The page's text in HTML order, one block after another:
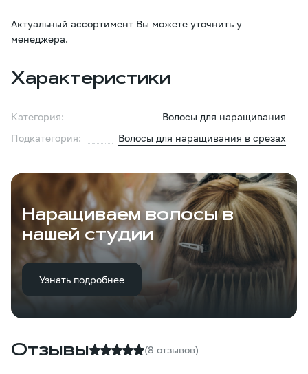
Актуальный ассортимент Вы можете уточнить у
менеджера.
Характеристики
Категория:
Волосы для наращивания
Подкатегория:
Волосы для наращивания в срезах
Наращиваем волосы в
нашей студии
Узнать подробнее
Отзывы (8 отзывов)